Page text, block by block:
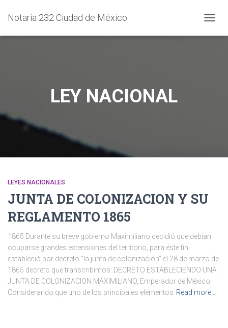
Notaría 232 Ciudad de México
MODO
LEY NACIONAL
LEYES NACIONALES
JUNTA DE COLONIZACION Y SU
REGLAMENTO 1865
1865 Durante su breve gobierno Maximiliano decidió que debían
ocuparse grandes extensiones del territorio, para éste fin
estableció por decreto “la junta de colonización” el 28 de marzo de
1865 decreto que transcribimos: DECRETO ESTABLECIENDO UNA
JUNTA DE COLONIZACION MAXIMILIANO, Emperador de México:
Considerando que uno de los principales elementos Read more…